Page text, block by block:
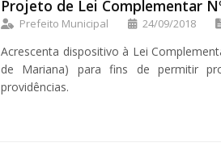
Projeto de Lei Complementar
Prefeito Municipal 24/09/2018
Acrescenta dispositivo à Lei
de Mariana) para fins de permitir
providências.